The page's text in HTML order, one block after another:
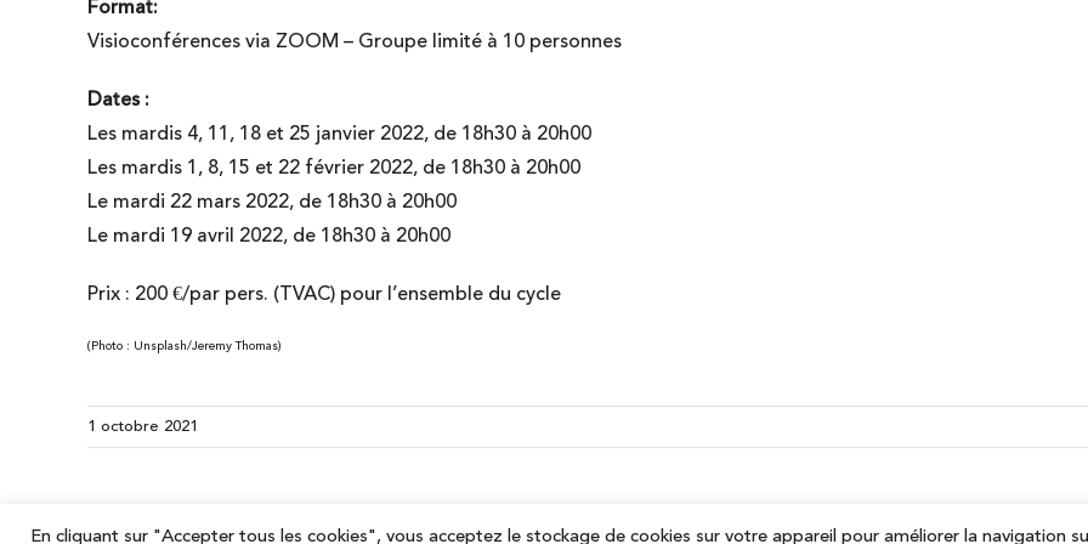
Format:
Visioconférences via ZOOM – Groupe limité à 10 personnes
Dates :
Les mardis 4, 11, 18 et 25 janvier 2022, de 18h30 à 20h00
Les mardis 1, 8, 15 et 22 février 2022, de 18h30 à 20h00
Le mardi 22 mars 2022, de 18h30 à 20h00
Le mardi 19 avril 2022, de 18h30 à 20h00
Prix : 200 €/par pers. (TVAC) pour l’ensemble du cycle
(Photo : Unsplash/Jeremy Thomas)
1 octobre 2021
En cliquant sur "Accepter tous les cookies", vous acceptez le stockage de cookies sur votre appareil pour améliorer la navigation